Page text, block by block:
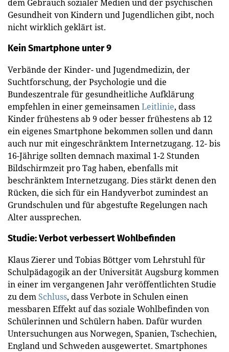
dem Gebrauch sozialer Medien und der psychischen
Gesundheit von Kindern und Jugendlichen gibt, noch
nicht wirklich geklärt ist.
Kein Smartphone unter 9
Verbände der Kinder- und Jugendmedizin, der
Suchtforschung, der Psychologie und die
Bundeszentrale für gesundheitliche Aufklärung
empfehlen in einer gemeinsamenLeitlinie, dass
Kinder frühestens ab 9 oder besser frühestens ab 12
ein eigenes Smartphone bekommen sollen und dann
auch nur mit eingeschränktem Internetzugang. 12- bis
16-Jährige sollten demnach maximal 1-2 Stunden
Bildschirmzeit pro Tag haben, ebenfalls mit
beschränktem Internetzugang. Dies stärkt denen den
Rücken, die sich für ein Handyverbot zumindest an
Grundschulen und für abgestufte Regelungen nach
Alter aussprechen.
Studie: Verbot verbessert Wohlbefinden
Klaus Zierer und Tobias Böttger vom Lehrstuhl für
Schulpädagogik an der Universität Augsburg kommen
in einer im vergangenen Jahr veröffentlichten Studie
zu dem Schluss, dass Verbote in Schulen einen
messbaren Effekt auf das soziale Wohlbefinden von
Schülerinnen und Schülern haben. Dafür wurden
Untersuchungen aus Norwegen, Spanien, Tschechien,
England und Schweden ausgewertet. Smartphones